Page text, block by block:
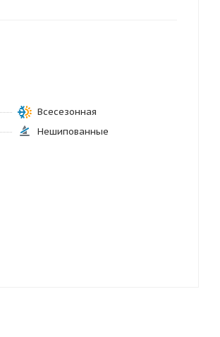
Всесезонная
Нешипованные